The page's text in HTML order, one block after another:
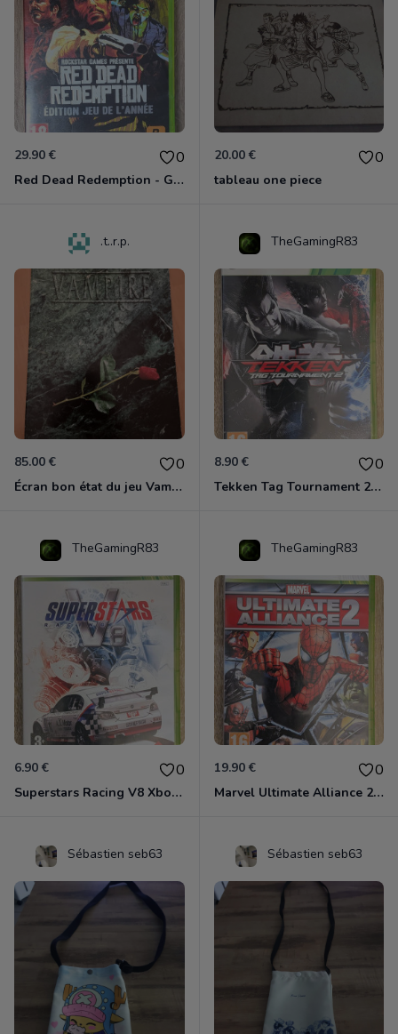
29.90 € 0
Red Dead Redemption - Game Of The Year Xbox 360
20.00 € 0
tableau one piece
.t..r.p.
85.00 € 0
Écran bon état du jeu Vampire et livre de règles « la mascarade » état d’usage
TheGamingR83
8.90 € 0
Tekken Tag Tournament 2 Xbox 360
TheGamingR83
6.90 € 0
Superstars Racing V8 Xbox 360
TheGamingR83
19.90 € 0
Marvel Ultimate Alliance 2 Xbox 360
Sébastien seb63 Sébastien seb63